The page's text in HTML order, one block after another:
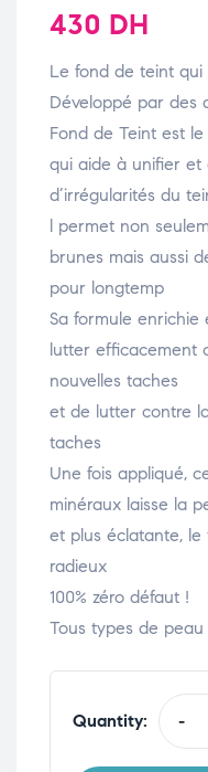
430 DH
Le fond de teint
Développé par des
Fond de Teint est
qui aide à unifier et
d’irrégularités du
l permet non
brunes mais aussi
pour longtemp
Sa formule enrichie
lutter efficacement
nouvelles taches
et de lutter contre
taches
Une fois appliqué,
minéraux laisse la
et plus éclatante,
radieux
100% zéro défaut !
Tous types de peau
Quantity: -